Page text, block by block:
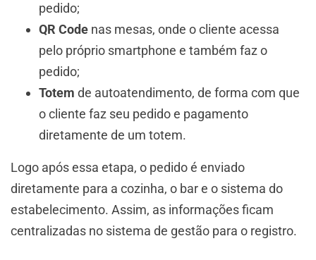
pedido;
QR Code nas mesas, onde o cliente acessa
pelo próprio smartphone e também faz o
pedido;
Totem de autoatendimento, de forma com que
o cliente faz seu pedido e pagamento
diretamente de um totem.
Logo após essa etapa, o pedido é enviado
diretamente para a cozinha, o bar e o sistema do
estabelecimento. Assim, as informações ficam
centralizadas no sistema de gestão para o registro.